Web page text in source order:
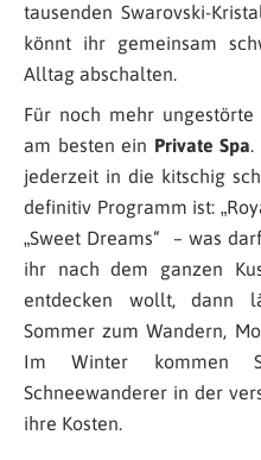
tausenden Swarovski-
könnt ihr gemeinsam
Alltag abschalten.
Für noch mehr
am besten ein Private Spa.
jederzeit in die kitschig
definitiv Programm ist:
„Sweet Dreams“ – was
ihr nach dem ganzen
entdecken wollt, dann
Sommer zum Wandern,
Im Winter kommen
Schneewanderer in der
ihre Kosten.